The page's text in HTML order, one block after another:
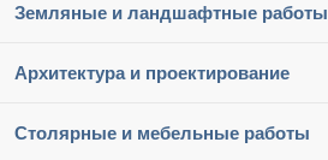
Земляные и ландшафтные работы
Архитектура и проектирование
Столярные и мебельные работы